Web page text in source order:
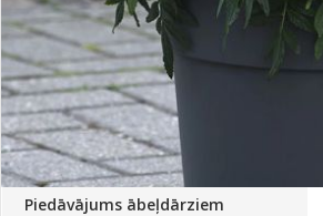
Palīglīdzekļi augu audzēšanai
Klientu Diena
Novatec - izcils mēslošanai arī
sezonas otrajā pusē!
Piedāvājums ābeļdārziem